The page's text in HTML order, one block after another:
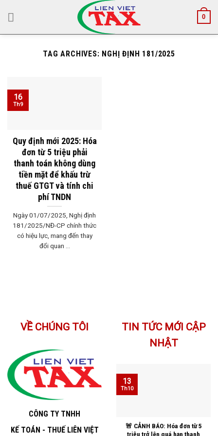
0
TAG ARCHIVES: NGHỊ ĐỊNH 181/2025
Quy định mới 2025: Hóa
đơn từ 5 triệu phải
thanh toán không dùng
tiền mặt để khấu trừ
thuế GTGT và tính chi
phí TNDN
Ngày 01/07/2025, Nghị định
181/2025/NĐ-CP chính thức
có hiệu lực, mang đến thay
đổi quan ...
16
Th9
VỀ CHÚNG TÔI
CÔNG TY TNHH
KẾ TOÁN - THUẾ LIÊN VIỆT
TIN TỨC MỚI CẬP
NHẬT
🚨 CẢNH BÁO: Hóa đơn từ 5
triệu trở lên quá hạn thanh
13
Th10